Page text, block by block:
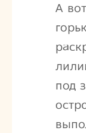
А
под